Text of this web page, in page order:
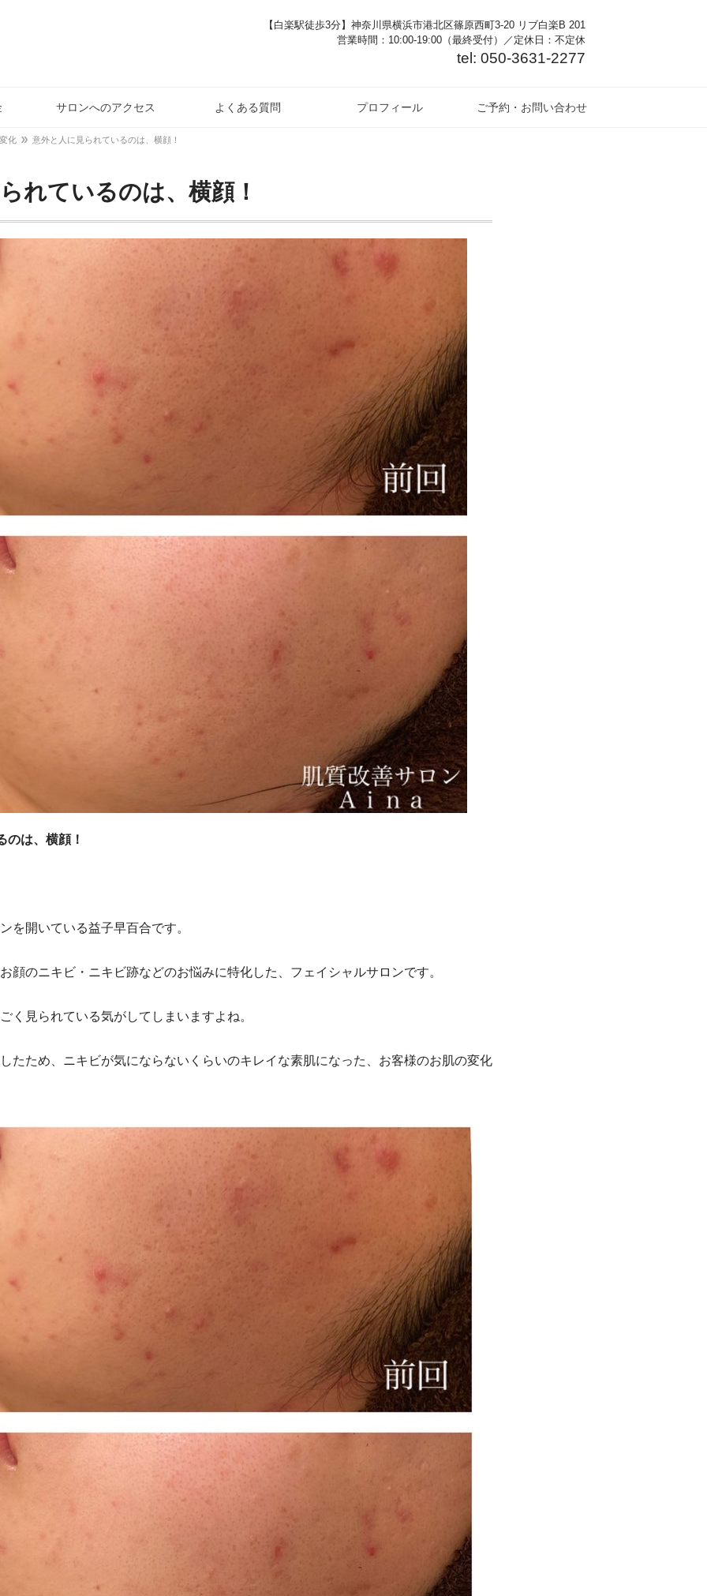
【白楽駅徒歩3分】神奈川県横浜市港北区篠原西町3-20 リブ白楽B 201
営業時間：10:00-19:00（最終受付）／定休日：不定休
tel: 050-3631-2277
サロンへのアクセス よくある質問 プロフィール ご予約・お問い合わせ
化 意外と人に見られているのは、横顔！
れているのは、横顔！
のは、横顔！
を開いている益子早百合です。
顔のニキビ・ニキビ跡などのお悩みに特化した、フェイシャルサロンです。
く見られている気がしてしまいますよね。
たため、ニキビが気にならないくらいのキレイな素肌になった、お客様のお肌の変化